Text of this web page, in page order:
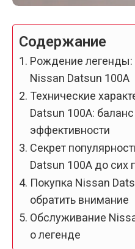
Содержание
Рождение легенды:
Nissan Datsun 100A
Технические
Datsun 100A:
эффективности
Секрет
Datsun 100A до сих
Покупка Nissan
обратить внимание
Обслуживание
о легенде